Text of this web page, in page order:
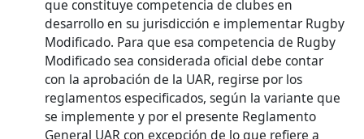
que constituye competencia de clubes en
desarrollo en su jurisdicción e implementar Rugby
Modificado. Para que esa competencia de Rugby
Modificado sea considerada oficial debe contar
con la aprobación de la UAR, regirse por los
reglamentos especificados, según la variante que
se implemente y por el presente Reglamento
General UAR con excepción de lo que refiere a